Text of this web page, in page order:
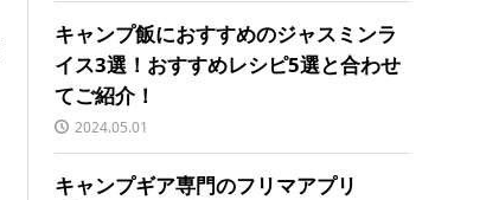
キャンプ飯におすすめのジャスミンラ
イス3選！おすすめレシピ5選と合わせ
てご紹介！
2024.05.01
キャンプギア専門のフリマアプリ